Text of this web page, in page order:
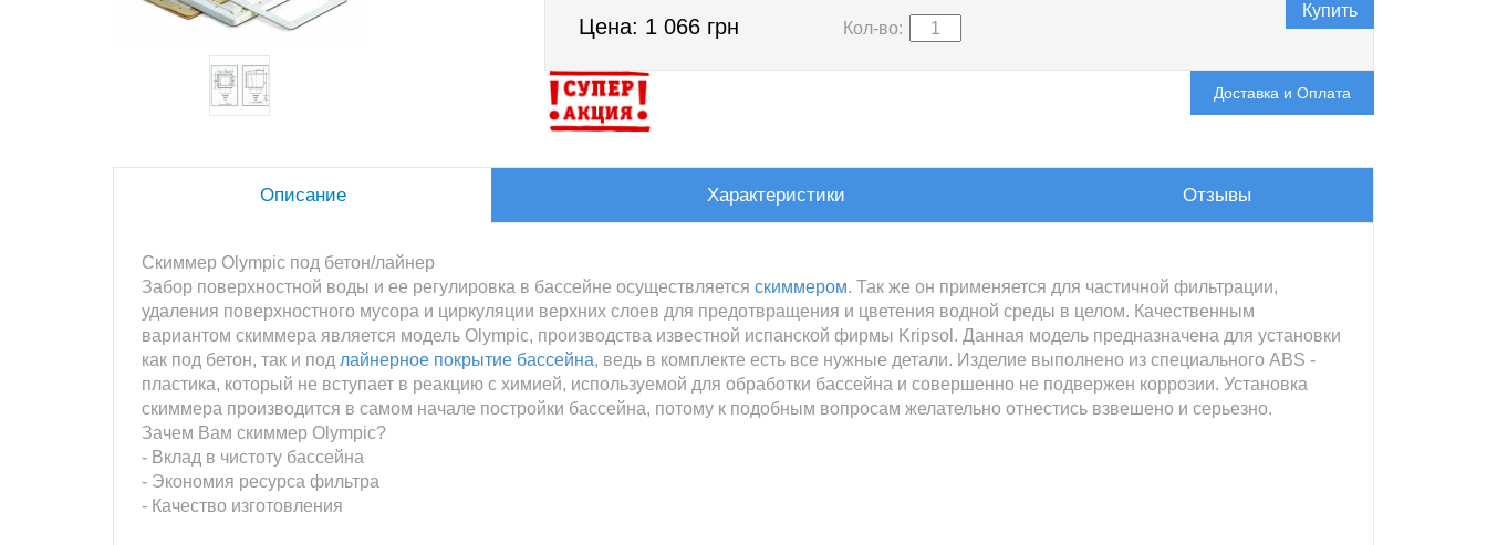
Цена: 1 066 грн Кол-во:
Купить
Доставка и Оплата
Описание Характеристики Отзывы
Скиммер Olympic под бетон/лайнер
Забор поверхностной воды и ее регулировка в бассейне осуществляется скиммером. Так же он применяется для частичной фильтрации,
удаления поверхностного мусора и циркуляции верхних слоев для предотвращения и цветения водной среды в целом. Качественным
вариантом скиммера является модель Olympic, производства известной испанской фирмы Kripsol. Данная модель предназначена для установки
как под бетон, так и под лайнерное покрытие бассейна, ведь в комплекте есть все нужные детали. Изделие выполнено из специального ABS -
пластика, который не вступает в реакцию с химией, используемой для обработки бассейна и совершенно не подвержен коррозии. Установка
скиммера производится в самом начале постройки бассейна, потому к подобным вопросам желательно отнестись взвешено и серьезно.
Зачем Вам скиммер Olympic?
- Вклад в чистоту бассейна
- Экономия ресурса фильтра
- Качество изготовления